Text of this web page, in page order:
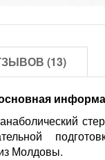
(13)
Молдовы.